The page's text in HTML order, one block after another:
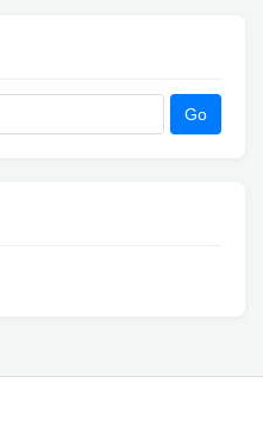
Go